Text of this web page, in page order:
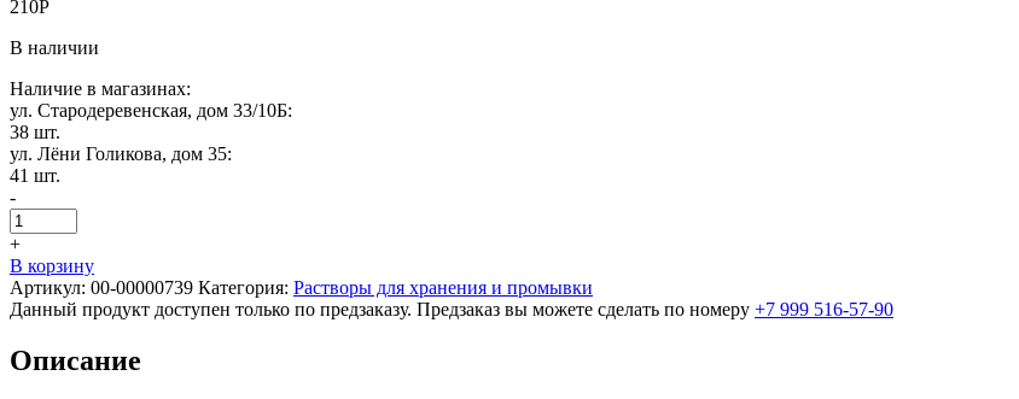
210Р
В наличии
Наличие в магазинах:
ул. Стародеревенская, дом 33/10Б:
38 шт.
ул. Лёни Голикова, дом 35:
41 шт.
-
+
В корзину
Артикул: 00-00000739 Категория: Растворы для хранения и промывки
Данный продукт доступен только по предзаказу. Предзаказ вы можете сделать по номеру +7 999 516-57-90
Описание